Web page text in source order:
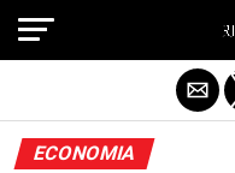
ECONOMIA
Exit